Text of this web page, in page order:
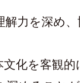
解力を深め
文化を客観